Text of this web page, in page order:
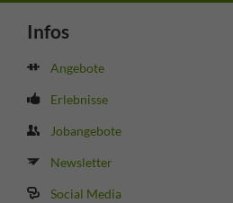
Infos
Angebote
Erlebnisse
Jobangebote
Newsletter
Social Media